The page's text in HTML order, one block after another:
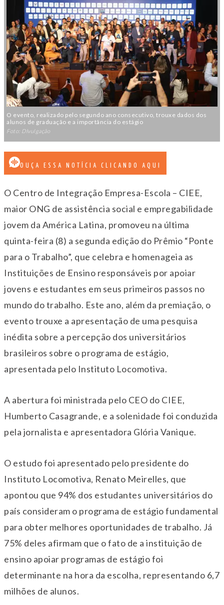
O evento, realizado pelo segundo ano consecutivo, trouxe dados dos
alunos de graduação e a importância do estágio
Foto: DIvulgação
OUÇA ESSA NOTÍCIA CLICANDO AQUI
O Centro de Integração Empresa-Escola – CIEE,
maior ONG de assistência social e empregabilidade
jovem da América Latina, promoveu na última
quinta-feira (8) a segunda edição do Prêmio “Ponte
para o Trabalho”, que celebra e homenageia as
Instituições de Ensino responsáveis por apoiar
jovens e estudantes em seus primeiros passos no
mundo do trabalho. Este ano, além da premiação, o
evento trouxe a apresentação de uma pesquisa
inédita sobre a percepção dos universitários
brasileiros sobre o programa de estágio,
apresentada pelo Instituto Locomotiva.
A abertura foi ministrada pelo CEO do CIEE,
Humberto Casagrande, e a solenidade foi conduzida
pela jornalista e apresentadora Glória Vanique.
O estudo foi apresentado pelo presidente do
Instituto Locomotiva, Renato Meirelles, que
apontou que 94% dos estudantes universitários do
país consideram o programa de estágio fundamental
para obter melhores oportunidades de trabalho. Já
75% deles afirmam que o fato de a instituição de
ensino apoiar programas de estágio foi
determinante na hora da escolha, representando 6,7
milhões de alunos.